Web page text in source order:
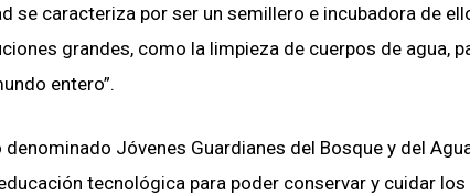
se caracteriza por ser un semillero e incubadora de
grandes, como la limpieza de cuerpos de agua,
entero”.
Jóvenes Guardianes del Bosque y del
tecnológica para poder conservar y cuidar los